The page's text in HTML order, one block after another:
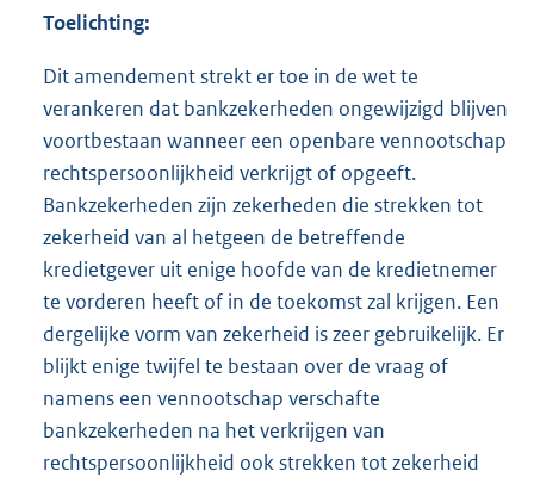
Toelichting:
Dit amendement strekt er toe in de wet te
verankeren dat bankzekerheden ongewijzigd blijven
voortbestaan wanneer een openbare vennootschap
rechtspersoonlijkheid verkrijgt of opgeeft.
Bankzekerheden zijn zekerheden die strekken tot
zekerheid van al hetgeen de betreffende
kredietgever uit enige hoofde van de kredietnemer
te vorderen heeft of in de toekomst zal krijgen. Een
dergelijke vorm van zekerheid is zeer gebruikelijk. Er
blijkt enige twijfel te bestaan over de vraag of
namens een vennootschap verschafte
bankzekerheden na het verkrijgen van
rechtspersoonlijkheid ook strekken tot zekerheid